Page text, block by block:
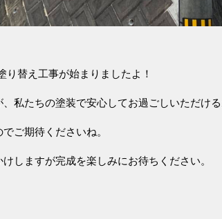
替え工事が始まりましたよ！
私たちの塗装で安心してお過ごしいただける
ご期待くださいね。
しますが完成を楽しみにお待ちください。